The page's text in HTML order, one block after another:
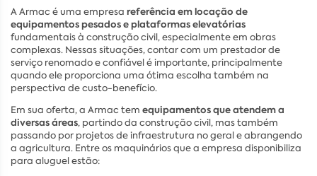
A Armac é uma empresa referência em locação de
equipamentos pesados e plataformas elevatórias
fundamentais à construção civil, especialmente em obras
complexas. Nessas situações, contar com um prestador de
serviço renomado e confiável é importante, principalmente
quando ele proporciona uma ótima escolha também na
perspectiva de custo-benefício.
Em sua oferta, a Armac tem equipamentos que atendem a
diversas áreas, partindo da construção civil, mas também
passando por projetos de infraestrutura no geral e abrangendo
a agricultura. Entre os maquinários que a empresa disponibiliza
para aluguel estão: